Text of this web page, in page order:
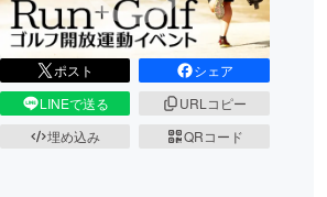
ビジネス・起業
まちづくり・地域活性化
ポスト
シェア
LINEで送る
URLコピー
埋め込み
QRコード